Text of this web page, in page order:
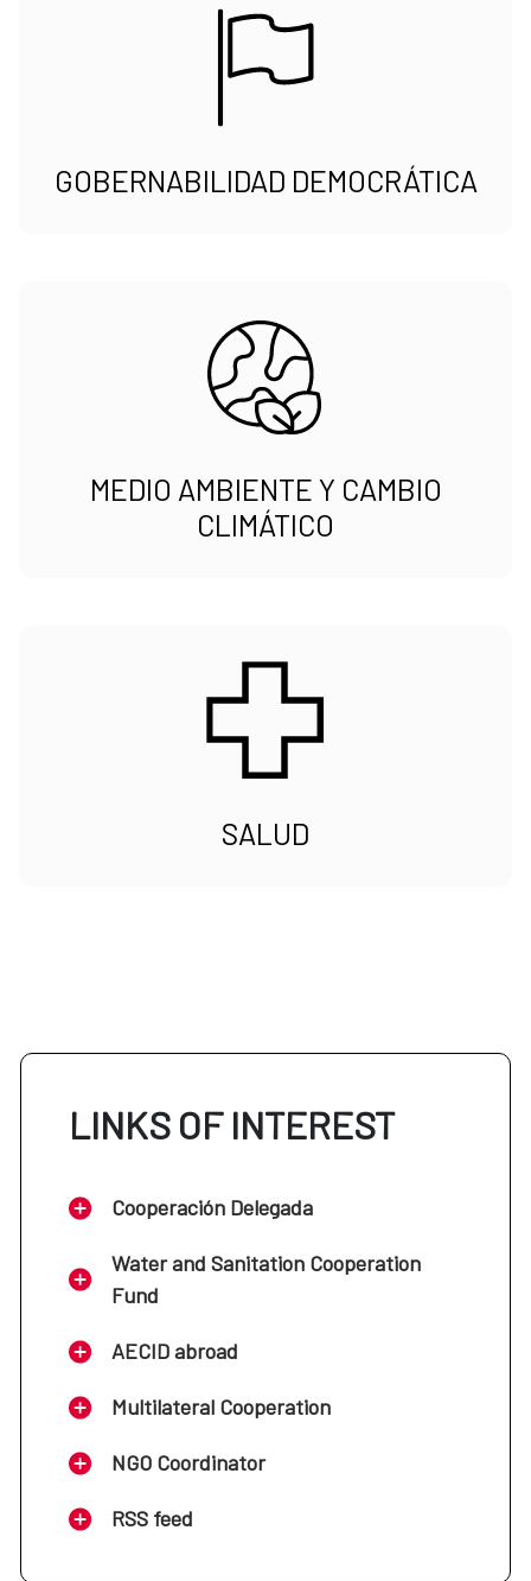
GOBERNABILIDAD DEMOCRÁTICA
MEDIO AMBIENTE Y CAMBIO
CLIMÁTICO
SALUD
LINKS OF INTEREST
Cooperación Delegada
Water and Sanitation Cooperation
Fund
AECID abroad
Multilateral Cooperation
NGO Coordinator
RSS feed